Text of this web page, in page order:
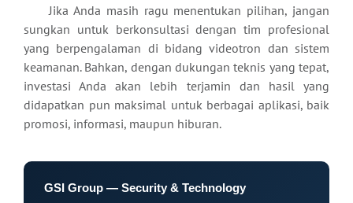
Jika Anda masih ragu menentukan pilihan, jangan
sungkan untuk berkonsultasi dengan tim profesional
yang berpengalaman di bidang videotron dan sistem
keamanan. Bahkan, dengan dukungan teknis yang tepat,
investasi Anda akan lebih terjamin dan hasil yang
didapatkan pun maksimal untuk berbagai aplikasi, baik
promosi, informasi, maupun hiburan.
GSI Group — Security & Technology